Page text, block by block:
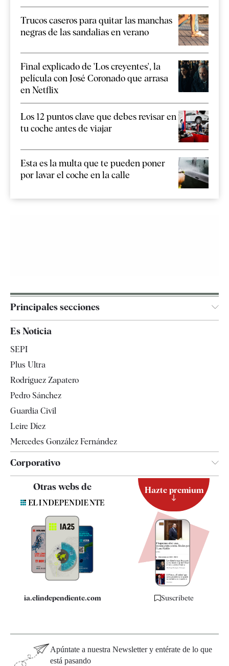
Trucos caseros para quitar las manchas
negras de las sandalias en verano
Final explicado de 'Los creyentes', la
película con José Coronado que arrasa
en Netflix
Los 12 puntos clave que debes revisar en
tu coche antes de viajar
Esta es la multa que te pueden poner
por lavar el coche en la calle
Principales secciones
España
Televisión
Es Noticia
SEPI
Plus Ultra
Rodríguez Zapatero
Pedro Sánchez
Guardia Civil
Leire Díez
Mercedes González Fernández
Corporativo
Contacto
Quiénes somos
Especificaciones
Otras webs de
ia.elindependiente.com
Hazte premium
Suscríbete
Apúntate a nuestra Newsletter y entérate de lo que
está pasando